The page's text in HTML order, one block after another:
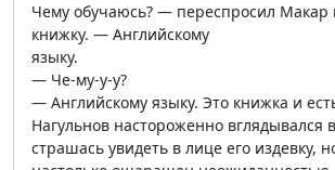
Чему обучаюсь? — переспросил Макар
книжку. — Английскому
языку.
— Че-му-у-у?
— Английскому языку. Это книжка и
Нагульнов настороженно вглядывался
страшась увидеть в лице его издевку,